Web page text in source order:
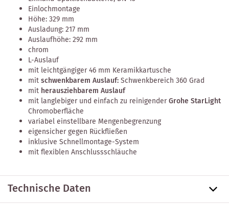
Einlochmontage
Höhe: 329 mm
Ausladung: 217 mm
Auslaufhöhe: 292 mm
chrom
L-Auslauf
mit leichtgängiger 46 mm Keramikkartusche
mitschwenkbarem Auslauf:Schwenkbereich 360 Grad
mit herausziehbarem Auslauf
mit langlebiger und einfach zu reinigenderGrohe StarLight
Chromoberfläche
variabel einstellbare Mengenbegrenzung
eigensicher gegen Rückfließen
inklusive Schnellmontage-System
mit flexiblen Anschlussschläuche
Technische Daten